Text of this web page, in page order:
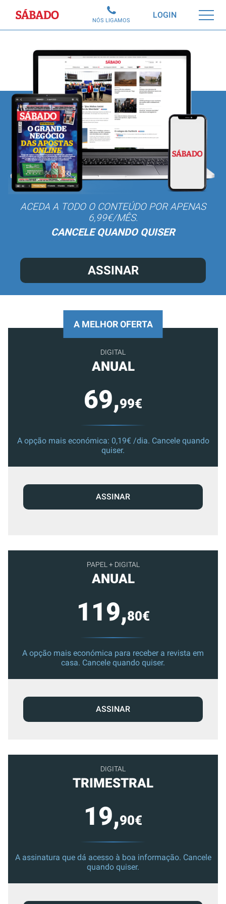
Sábado LOGIN
NÓS LIGAMOS
ACEDA A TODO O CONTEÚDO POR APENAS
6,99€/MÊS.
CANCELE QUANDO QUISER
ASSINAR
PAPEL + DIGITAL
ANUAL
119,80€
A opção mais económica para receber a revista em
casa. Cancele quando quiser.
ASSINAR
DIGITAL
TRIMESTRAL
19,90€
A assinatura que dá acesso à boa informação. Cancele
quando quiser.
A MELHOR OFERTA
DIGITAL
ANUAL
69,99€
A opção mais económica: 0,19€ /dia. Cancele quando
quiser.
ASSINAR